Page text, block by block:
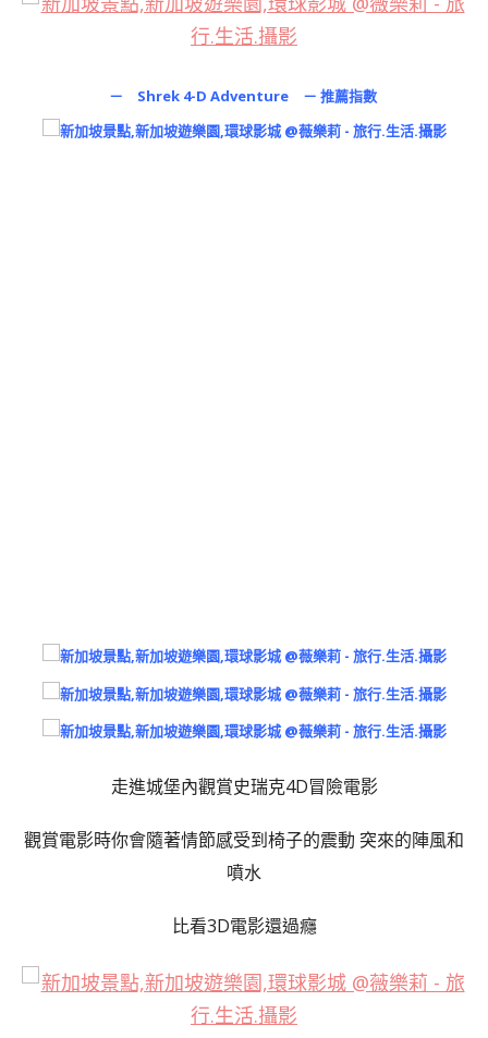
－ Shrek 4-D Adventure － 推薦指數
走進城堡內觀賞史瑞克4D冒險電影
觀賞電影時你會隨著情節感受到椅子的震動 突來的陣風和
噴水
比看3D電影還過癮